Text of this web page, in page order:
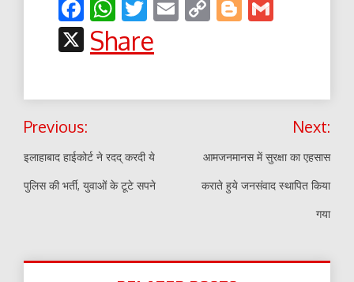
Facebook
WhatsApp
Twitter
EmailCopyBlogger
X
Share
Post
navigation
Previous:
इलाहाबाद हाईकोर्ट ने रदद् करदी ये
पुलिस की भर्ती, युवाओं के टूटे सपने
Next:
आमजनमानस में सुरक्षा का एहसास
कराते हुये जनसंवाद स्थापित किया
गया